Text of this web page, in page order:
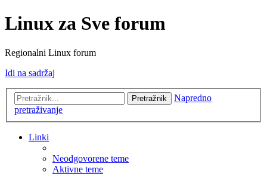
Linux za Sve forum
Regionalni Linux forum
Idi na sadržaj
Pretražnik
Napredno
pretraživanje
Linki
Neodgovorene teme
Aktivne teme